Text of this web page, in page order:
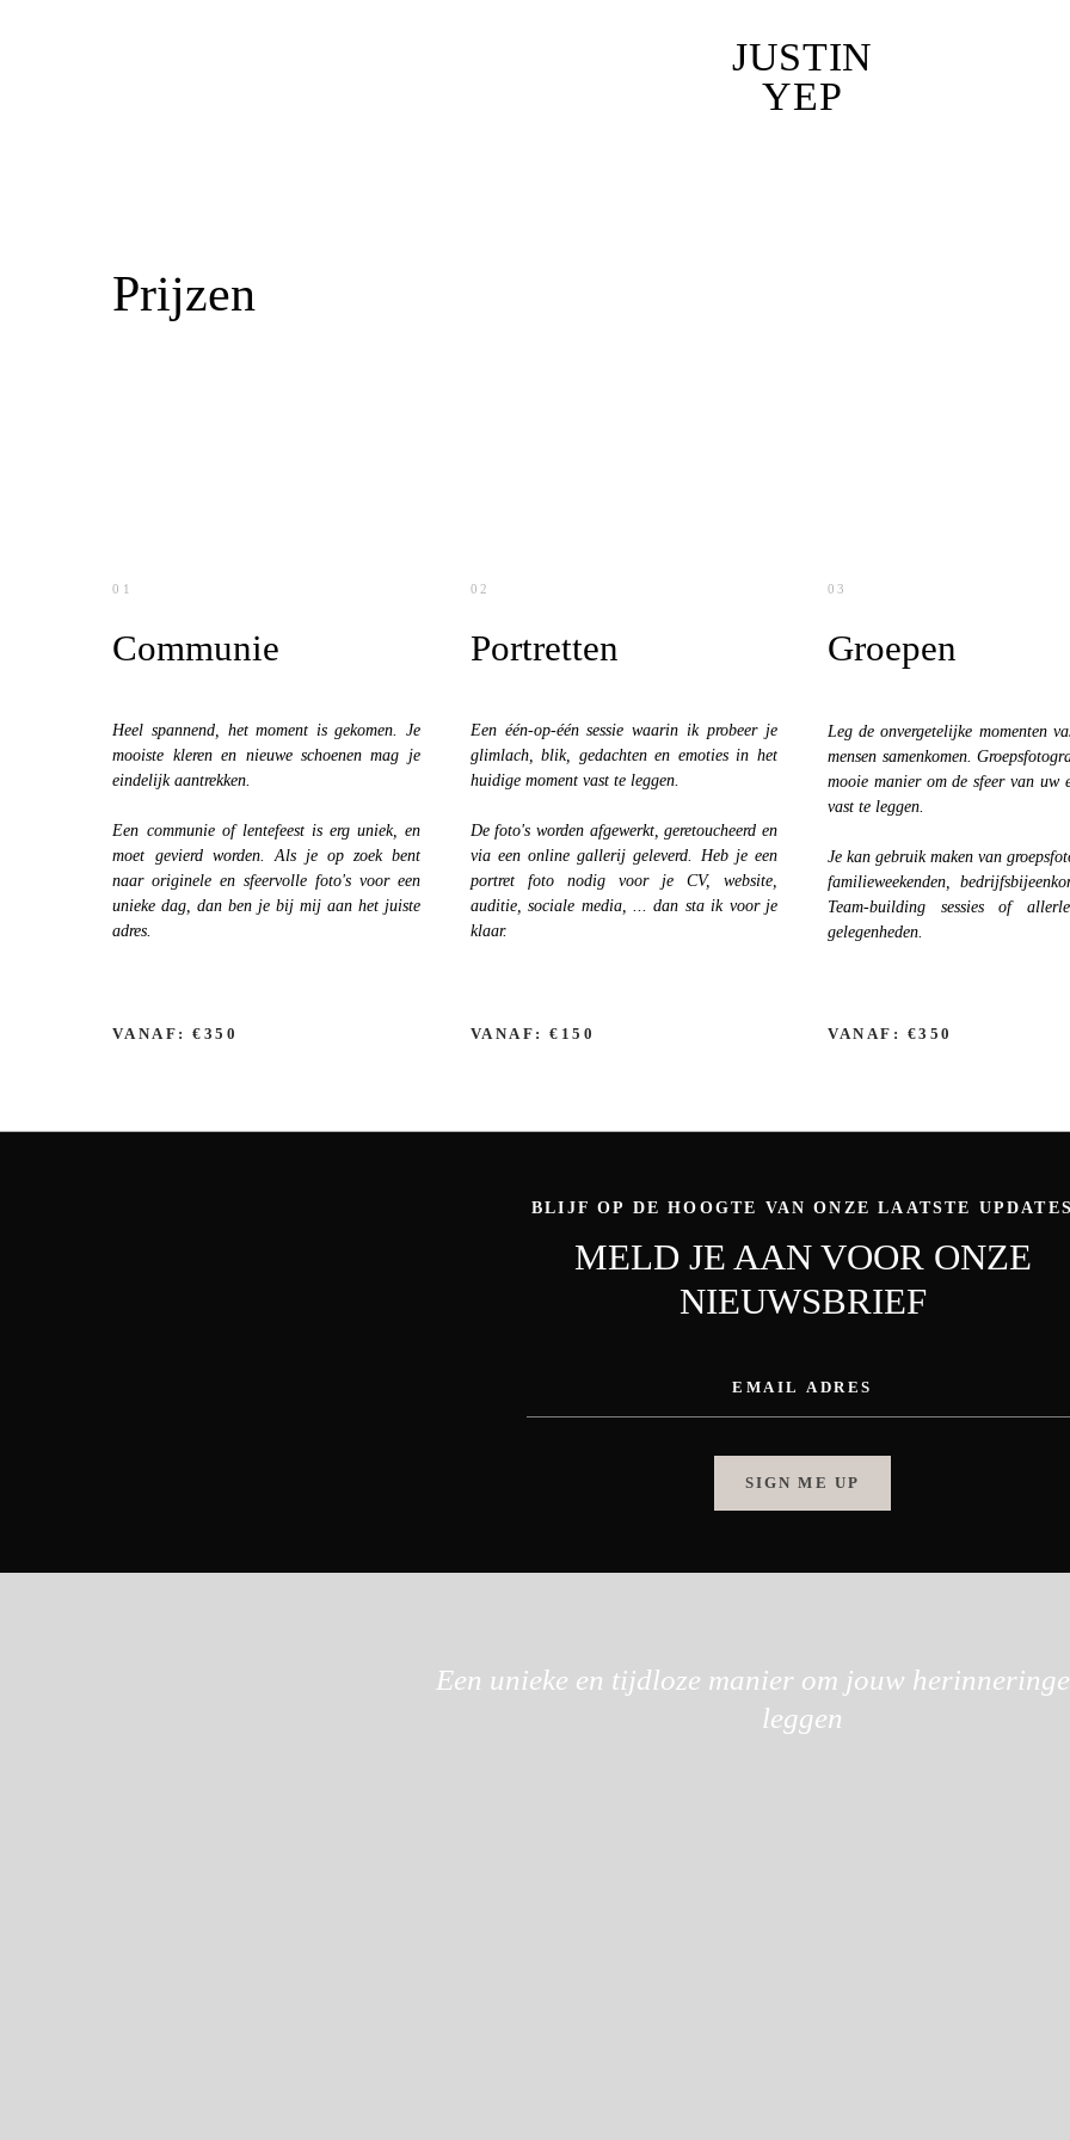
JUSTIN
YEP
Prijzen
03
02
01
Groepen
Portretten
Communie
Een één-op-één sessie waarin ik probeer je
glimlach, blik, gedachten en emoties in het
huidige moment vast te leggen.
De foto's worden afgewerkt, geretoucheerd en
via een online gallerij geleverd. Heb je een
portret foto nodig voor je CV, website,
auditie, sociale media, ... dan sta ik voor je
klaar.
Heel spannend, het moment is gekomen. Je
mooiste kleren en nieuwe schoenen mag je
eindelijk aantrekken.
Een communie of lentefeest is erg uniek, en
moet gevierd worden. Als je op zoek bent
naar originele en sfeervolle foto's voor een
unieke dag, dan ben je bij mij aan het juiste
adres.
Leg de onvergetelijke momenten
mensen samenkomen.
mooie manier om de sfeer van uw
vast te leggen.
Je kan gebruik maken van
familieweekenden,
Team-building sessiesof allerlei
gelegenheden.
VANAF: €350
VANAF: €150
VANAF: €350
BLIJF OP DE HOOGTE VAN ONZE LAATSTE
MELD JE AAN VOOR ONZE
NIEUWSBRIEF
SIGN ME UP
Een unieke en tijdloze manier om jouw
leggen